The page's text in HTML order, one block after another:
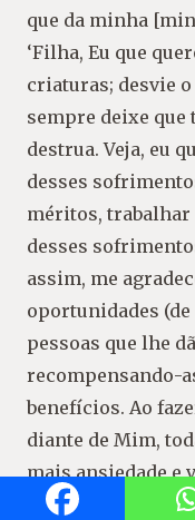
que da minha
‘Filha, Eu que
criaturas; desvie o
sempre deixe que
destrua. Veja, eu
desses
méritos, trabalhar
desses
assim, me
oportunidades
pessoas que lhe
recompensando-
benefícios. Ao
diante de Mim,
mais ansiedade e
constante ”.